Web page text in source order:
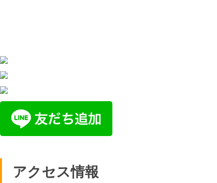
アクセス情報